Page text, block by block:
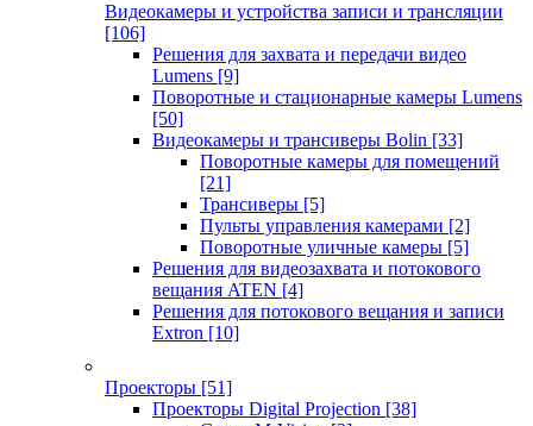
Видеокамеры и устройства записи и трансляции
[106]
Решения для захвата и передачи видео
Lumens [9]
Поворотные и стационарные камеры Lumens
[50]
Видеокамеры и трансиверы Bolin [33]
Поворотные камеры для помещений
[21]
Трансиверы [5]
Пульты управления камерами [2]
Поворотные уличные камеры [5]
Решения для видеозахвата и потокового
вещания ATEN [4]
Решения для потокового вещания и записи
Extron [10]
Проекторы [51]
Проекторы Digital Projection [38]